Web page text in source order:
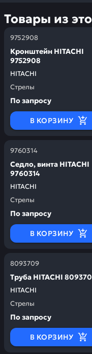
Товары из
9752908
HITACHI
Кронштейн HITACHI
9752908
Стрелы
Заказывая
По запросу
В КОРЗИНУ
9760314
HITACHI
Седло, винта HITACHI
9760314
Стрелы
Заказывая
По запросу
В КОРЗИНУ
8093709
HITACHI
Труба HITACHI
Стрелы
Заказывая
По запросу
В КОРЗИНУ